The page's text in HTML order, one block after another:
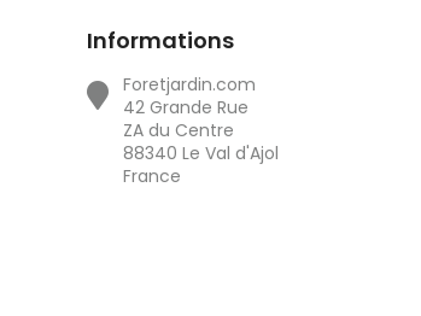
Informations
Foretjardin.com
42 Grande Rue
ZA du Centre
88340 Le Val d'Ajol
France